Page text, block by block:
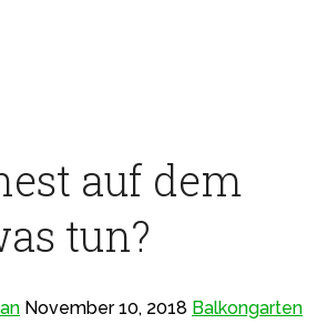
auf dem
tun?
November 10, 2018 Balkongarten